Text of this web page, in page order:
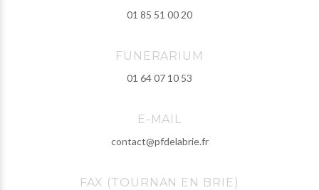
01 85 51 00 20
FUNERARIUM
01 64 07 10 53
E-MAIL
contact@pfdelabrie.fr
FAX (TOURNAN EN BRIE)